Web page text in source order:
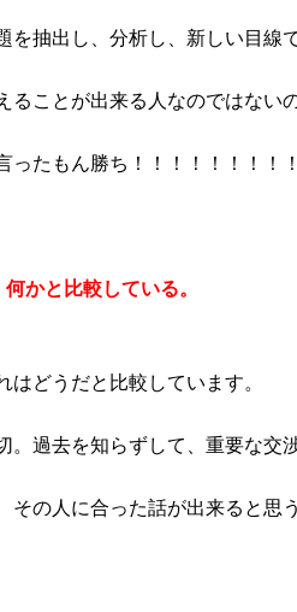
を抽出し、分析し、新しい目線
ることが出来る人なのではない
ったもん勝ち！！！！！！！！
かと比較している。
はどうだと比較しています。
。過去を知らずして、重要な交
その人に合った話が出来ると思